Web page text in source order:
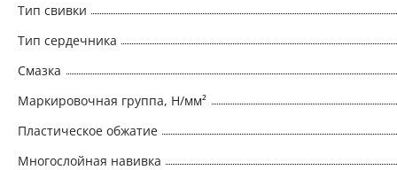
Тип свивки
Тип сердечника
Смазка
Маркировочная группа, Н/мм²
Пластическое обжатие
Многослойная навивка